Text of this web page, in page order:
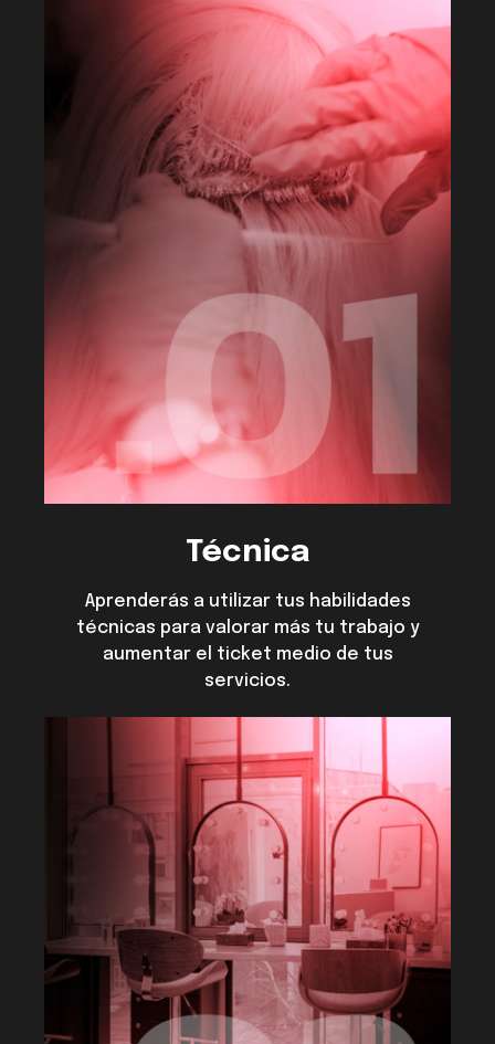
Técnica
Aprenderás a utilizar tus habilidades
técnicas para valorar más tu trabajo y
aumentar el ticket medio de tus
servicios.